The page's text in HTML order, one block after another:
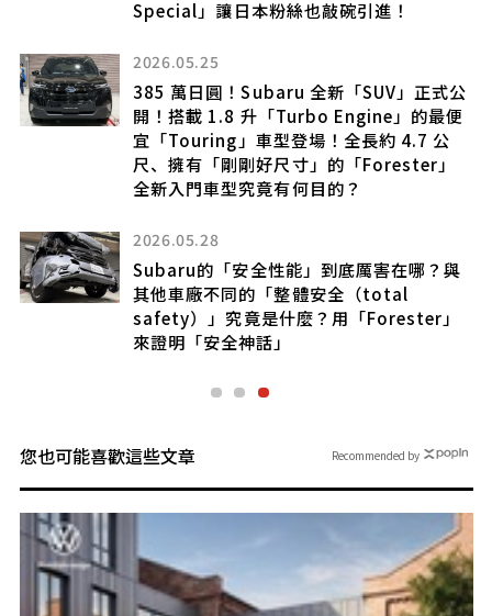
Special」讓日本粉絲也敲碗引進！
2026.05.25
385 萬日圓！Subaru 全新「SUV」正式公
開！搭載 1.8 升「Turbo Engine」的最便
宜「Touring」車型登場！全長約 4.7 公
尺、擁有「剛剛好尺寸」的「Forester」
全新入門車型究竟有何目的？
2026.05.28
Subaru的「安全性能」到底厲害在哪？與
其他車廠不同的「整體安全（total
safety）」究竟是什麼？用「Forester」
來證明「安全神話」
您也可能喜歡這些文章 Recommended by